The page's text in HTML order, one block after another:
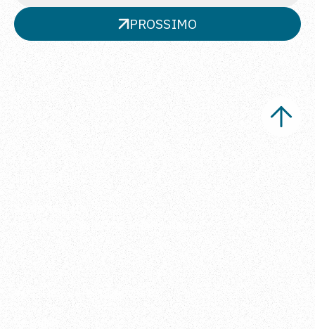
PROSSIMO
Sede legale
Via Metauro 5, 20146 Milano, Italia
Vuoi rimanere aggiornato?